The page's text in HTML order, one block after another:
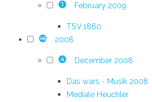
1 February 2009
TSV 1860
46 2008
4 December 2008
Das wars - Musik 2008
Mediale Heuchler